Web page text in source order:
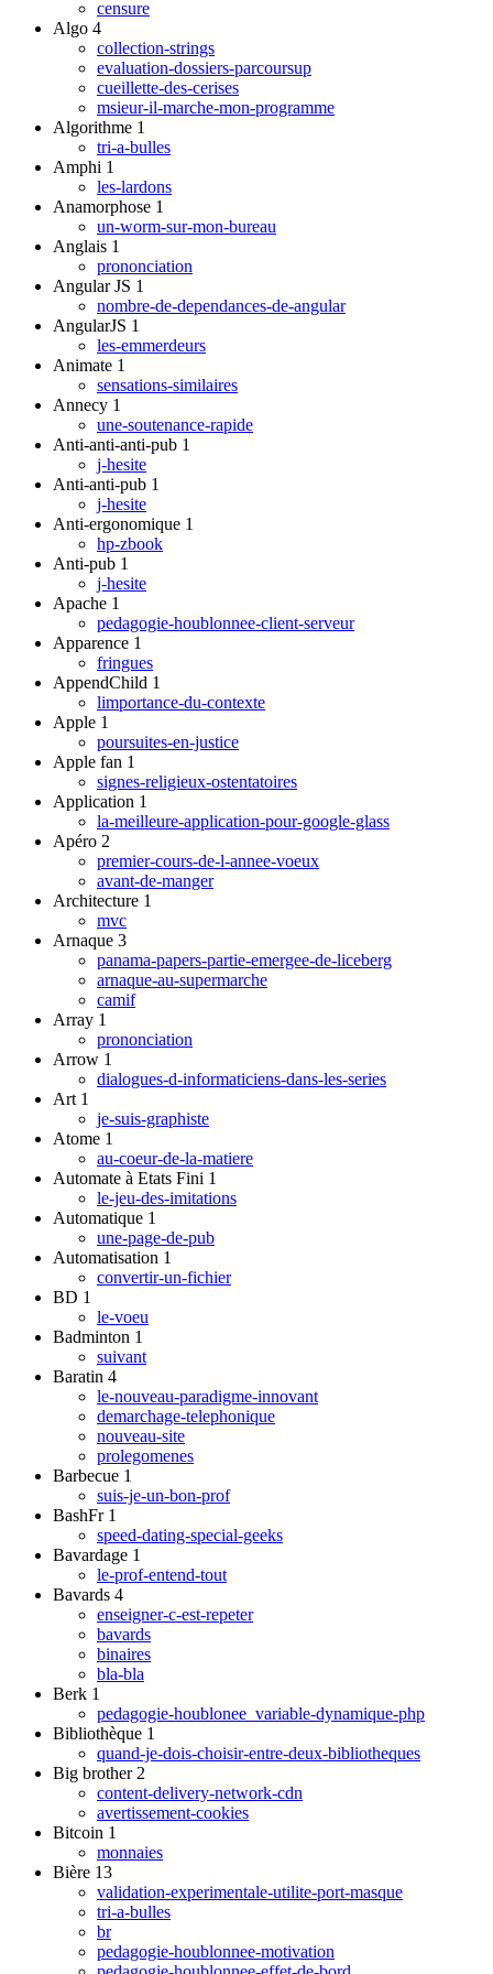
censure
Algo 4
collection-strings
evaluation-dossiers-parcoursup
cueillette-des-cerises
msieur-il-marche-mon-programme
Algorithme 1
tri-a-bulles
Amphi 1
les-lardons
Anamorphose 1
un-worm-sur-mon-bureau
Anglais 1
prononciation
Angular JS 1
nombre-de-dependances-de-angular
AngularJS 1
les-emmerdeurs
Animate 1
sensations-similaires
Annecy 1
une-soutenance-rapide
Anti-anti-anti-pub 1
j-hesite
Anti-anti-pub 1
j-hesite
Anti-ergonomique 1
hp-zbook
Anti-pub 1
j-hesite
Apache 1
pedagogie-houblonnee-client-serveur
Apparence 1
fringues
AppendChild 1
limportance-du-contexte
Apple 1
poursuites-en-justice
Apple fan 1
signes-religieux-ostentatoires
Application 1
la-meilleure-application-pour-google-glass
Apéro 2
premier-cours-de-l-annee-voeux
avant-de-manger
Architecture 1
mvc
Arnaque 3
panama-papers-partie-emergee-de-liceberg
arnaque-au-supermarche
camif
Array 1
prononciation
Arrow 1
dialogues-d-informaticiens-dans-les-series
Art 1
je-suis-graphiste
Atome 1
au-coeur-de-la-matiere
Automate à Etats Fini 1
le-jeu-des-imitations
Automatique 1
une-page-de-pub
Automatisation 1
convertir-un-fichier
BD 1
le-voeu
Badminton 1
suivant
Baratin 4
le-nouveau-paradigme-innovant
demarchage-telephonique
nouveau-site
prolegomenes
Barbecue 1
suis-je-un-bon-prof
BashFr 1
speed-dating-special-geeks
Bavardage 1
le-prof-entend-tout
Bavards 4
enseigner-c-est-repeter
bavards
binaires
bla-bla
Berk 1
pedagogie-houblonee_variable-dynamique-php
Bibliothèque 1
quand-je-dois-choisir-entre-deux-bibliotheques
Big brother 2
content-delivery-network-cdn
avertissement-cookies
Bitcoin 1
monnaies
Bière 13
validation-experimentale-utilite-port-masque
tri-a-bulles
br
pedagogie-houblonnee-motivation